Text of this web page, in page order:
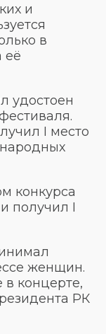
и
в
её
удостоен
I место
конкурса
получил I
женщин.
в концерте,
РК